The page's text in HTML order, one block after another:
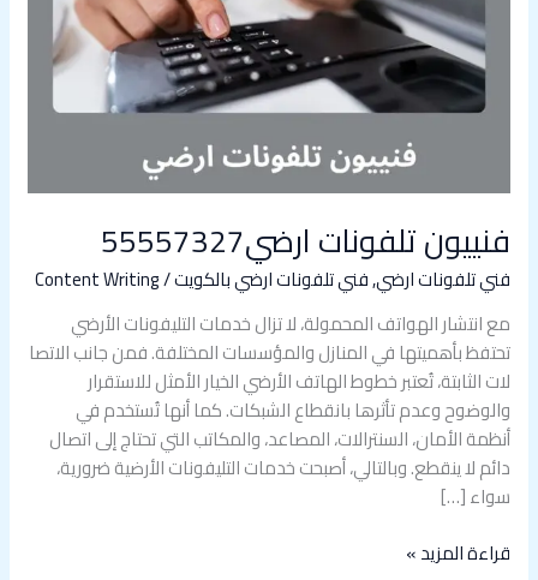
فنييون تلفونات ارضي55557327
فني تلفونات ارضي,فني تلفونات ارضي بالكويت/
Content Writing
مع انتشار الهواتف المحمولة، لا تزال خدمات التليفونات الأرضي
تحتفظ بأهميتها في المنازل والمؤسسات المختلفة. فمن جانب الاتصا
لات الثابتة، تُعتبر خطوط الهاتف الأرضي الخيار الأمثل للاستقرار
والوضوح وعدم تأثرها بانقطاع الشبكات. كما أنها تُستخدم في
أنظمة الأمان، السنترالات، المصاعد، والمكاتب التي تحتاج إلى اتصال
دائم لا ينقطع. وبالتالي، أصبحت خدمات التليفونات الأرضية ضرورية،
سواء […]
قراءة المزيد »